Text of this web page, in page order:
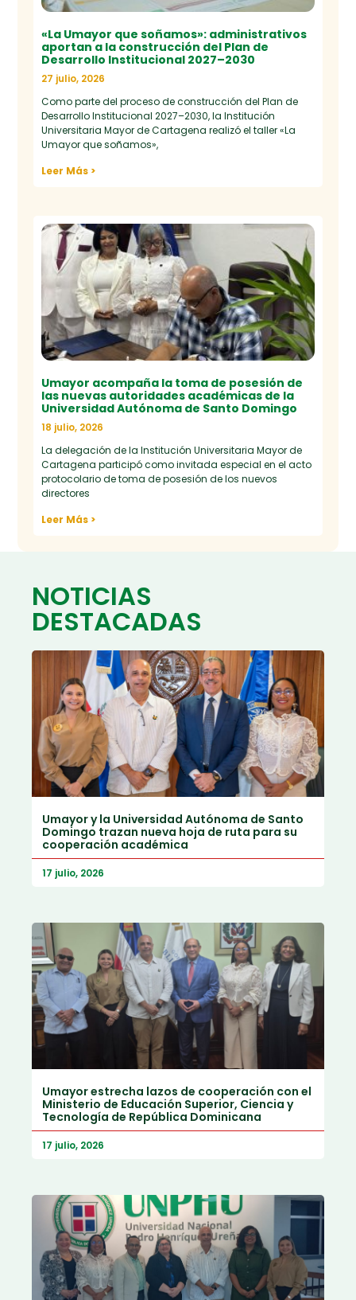
«La Umayor que soñamos»: administrativos
aportan a la construcción del Plan de
Desarrollo Institucional 2027–2030
27 julio, 2026
Como parte del proceso de construcción del Plan de
Desarrollo Institucional 2027–2030, la Institución
Universitaria Mayor de Cartagena realizó el taller «La
Umayor que soñamos»,
Leer Más >
Umayor acompaña la toma de posesión de
las nuevas autoridades académicas de la
Universidad Autónoma de Santo Domingo
18 julio, 2026
La delegación de la Institución Universitaria Mayor de
Cartagena participó como invitada especial en el acto
protocolario de toma de posesión de los nuevos
directores
Leer Más >
NOTICIAS
DESTACADAS
Umayor y la Universidad Autónoma de Santo
Domingo trazan nueva hoja de ruta para su
cooperación académica
17 julio, 2026
Umayor estrecha lazos de cooperación con el
Ministerio de Educación Superior, Ciencia y
Tecnología de República Dominicana
17 julio, 2026